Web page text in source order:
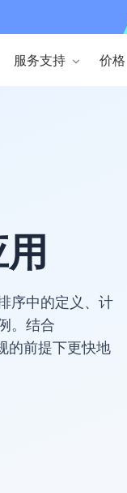
服务支持 价格
序中的定义、计
。结合
的前提下更快地